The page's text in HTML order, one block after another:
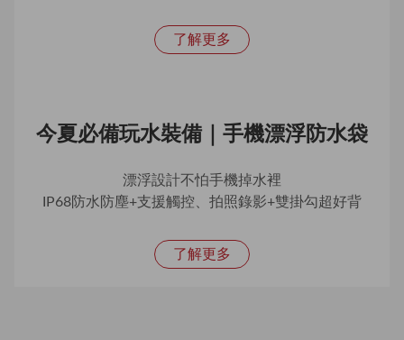
了解更多
今夏必備玩水裝備｜手機漂浮防水袋
漂浮設計不怕手機掉水裡
IP68防水防塵+支援觸控、拍照錄影+雙掛勾超好背
了解更多